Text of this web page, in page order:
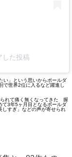
した投稿
い」という思いからポールダ
で世界2位に入るなど躍進し
れて痛く無くなってきた 握
て3年5ヶ月目となるポールダ
しすぎ」などの声が寄せられ